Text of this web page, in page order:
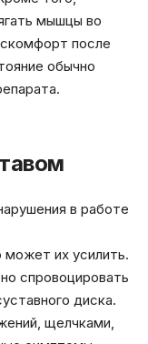
мышцы во
после
обычно
в работе
их усилить.
спровоцировать
диска.
щелчками,